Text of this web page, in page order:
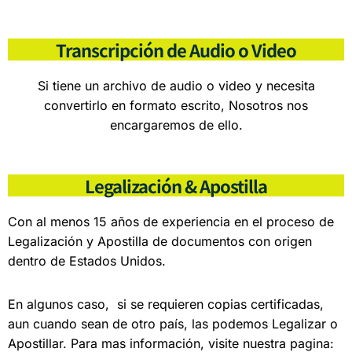
Transcripción de Audio o Video
Si tiene un archivo de audio o video y necesita
convertirlo en formato escrito, Nosotros nos
encargaremos de ello.
Legalización & Apostilla
Con al menos 15 años de experiencia en el proceso de
Legalización y Apostilla de documentos con origen
dentro de Estados Unidos.
En algunos caso, si se requieren copias certificadas,
aun cuando sean de otro país, las podemos Legalizar o
Apostillar. Para mas información, visite nuestra pagina: